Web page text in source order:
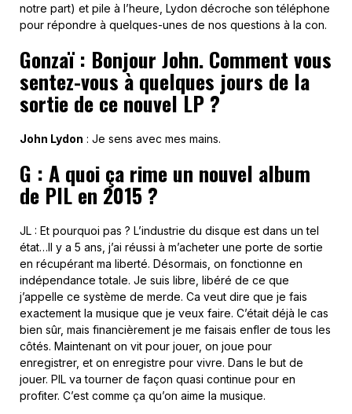
notre part) et pile à l’heure, Lydon décroche son téléphone
pour répondre à quelques-unes de nos questions à la con.
Gonzaï : Bonjour John. Comment vous
sentez-vous à quelques jours de la
sortie de ce nouvel LP ?
John Lydon : Je sens avec mes mains.
G : A quoi ça rime un nouvel album
de PIL en 2015 ?
JL : Et pourquoi pas ? L’industrie du disque est dans un tel
état…Il y a 5 ans, j’ai réussi à m’acheter une porte de sortie
en récupérant ma liberté. Désormais, on fonctionne en
indépendance totale. Je suis libre, libéré de ce que
j’appelle ce système de merde. Ca veut dire que je fais
exactement la musique que je veux faire. C’était déjà le cas
bien sûr, mais financièrement je me faisais enfler de tous les
côtés. Maintenant on vit pour jouer, on joue pour
enregistrer, et on enregistre pour vivre. Dans le but de
jouer. PIL va tourner de façon quasi continue pour en
profiter. C’est comme ça qu’on aime la musique.